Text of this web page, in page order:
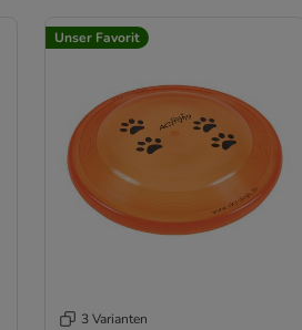
Unser Favorit
3 Varianten